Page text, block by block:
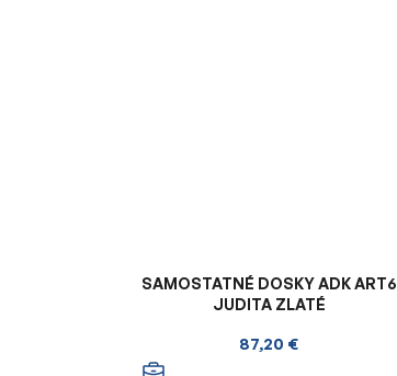
SAMOSTATNÉ DOSKY ADK ART6
JUDITA ZLATÉ
87,20 €